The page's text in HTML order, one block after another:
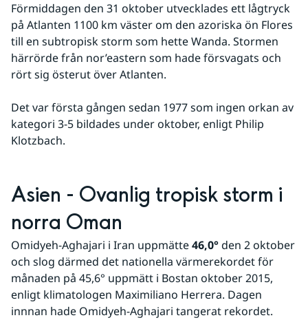
Förmiddagen den 31 oktober utvecklades ett lågtryck
på Atlanten 1100 km väster om den azoriska ön Flores
till en subtropisk storm som hette Wanda. Stormen
härrörde från nor’eastern som hade försvagats och
rört sig österut över Atlanten.
Det var första gången sedan 1977 som ingen orkan av
kategori 3-5 bildades under oktober, enligt Philip
Klotzbach.
Asien - Ovanlig tropisk storm i
norra Oman
Omidyeh-Aghajari i Iran uppmätte 46,0° den 2 oktober
och slog därmed det nationella värmerekordet för
månaden på 45,6° uppmätt i Bostan oktober 2015,
enligt klimatologen Maximiliano Herrera. Dagen
innnan hade Omidyeh-Aghajari tangerat rekordet.